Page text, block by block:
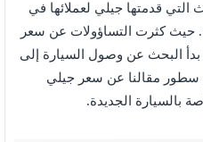
التي قدمتها جيلي لعملائها في
حيث كثرت التساؤولات عن سعر
مقالنا عن سعر جيلي
بالسيارة الجديدة.